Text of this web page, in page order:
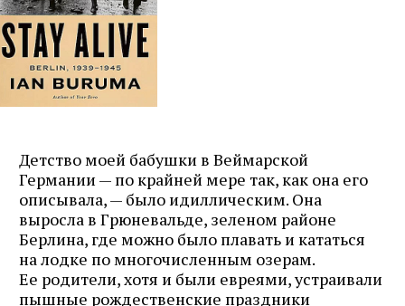
Детство моей бабушки в Веймарской
Германии — по крайней мере так, как она его
описывала, — было идиллическим. Она
выросла в Грюневальде, зеленом районе
Берлина, где можно было плавать и кататься
на лодке по многочисленным озерам.
Ее родители, хотя и были евреями, устраивали
пышные рождественские праздники